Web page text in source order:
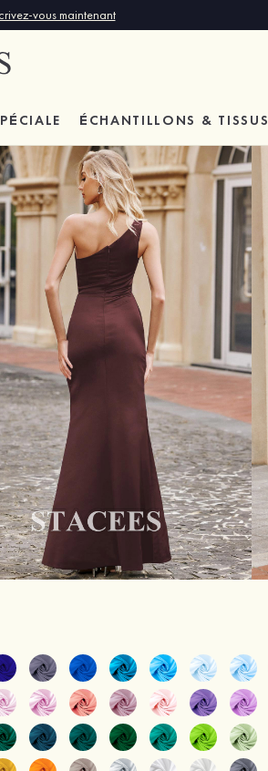
vous maintenant
ÉCHANTILLONS & TISSUS